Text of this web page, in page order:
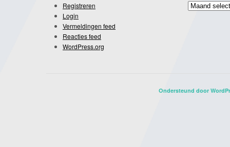
Registreren
Login
Vermeldingen feed
Reacties feed
WordPress.org
Archief
Ondersteund door